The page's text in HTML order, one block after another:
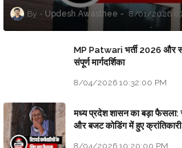
Updesh Awasthee 8/01/2026
MP Patwari भर्ती 2026 और
संपूर्ण मार्गदर्शिका
8/04/2026 10:32:00 PM
मध्य प्रदेश शासन का बड़ा फैसला:
और बजट कोडिंग में हुए
8/04/2026 10:20:00 PM